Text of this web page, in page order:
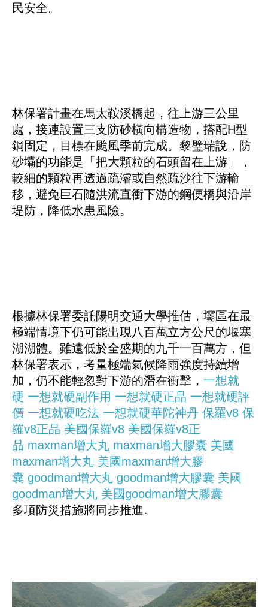
民安全。
林保署計畫在馬太鞍溪橋起，往上游三公里
處，接連設置三支防砂橫向構造物，搭配H型
鋼固定，目標在颱風季前完成。黎璧瑞說，防
砂壩的功能是「把大顆粒的石頭留在上游」，
較細的顆粒再透過疏濬或自然疏沙往下游輸
移，避免巨石隨洪流直衝下游的鋼便橋與沿岸
堤防，降低水患風險。
根據林保署委託陽明交通大學推估，壩區在最
極端情境下仍可能出現八百萬立方公尺的堰塞
湖湖體。雖遠低於全盛期的九千一百萬方，但
林保署表示，考量極端氣候降雨強度持續增
加，仍不能輕忽對下游的潛在衝擊， 一想就
硬 一想就硬副作用 一想就硬正品 一想就硬評
價 一想就硬吃法 一想就硬華陀神丹 保羅v8 保
羅v8正品 美國保羅v8 美國保羅v8正
品 maxman增大丸 maxman增大膠囊 美國
maxman增大丸 美國maxman增大膠
囊 goodman增大丸 goodman增大膠囊 美國
goodman增大丸 美國goodman增大膠囊
多項防災措施將同步推進。